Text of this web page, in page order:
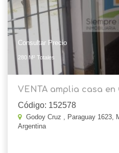
Consultar Precio
280 M² Totales
VENTA amplia casa en
Código: 152578
Godoy Cruz , Paraguay 1623,
Argentina